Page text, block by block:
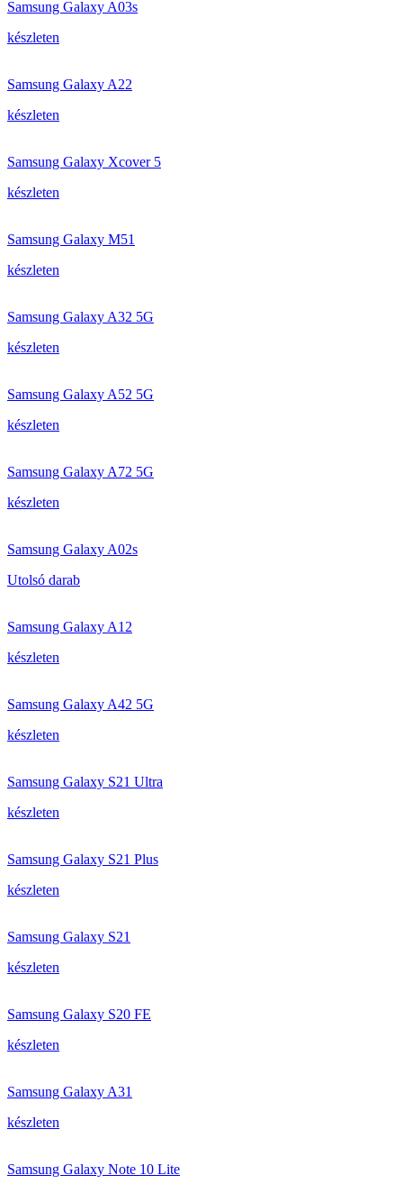
Samsung Galaxy A03s
készleten
Samsung Galaxy A22
készleten
Samsung Galaxy Xcover 5
készleten
Samsung Galaxy M51
készleten
Samsung Galaxy A32 5G
készleten
Samsung Galaxy A52 5G
készleten
Samsung Galaxy A72 5G
készleten
Samsung Galaxy A02s
Utolsó darab
Samsung Galaxy A12
készleten
Samsung Galaxy A42 5G
készleten
Samsung Galaxy S21 Ultra
készleten
Samsung Galaxy S21 Plus
készleten
Samsung Galaxy S21
készleten
Samsung Galaxy S20 FE
készleten
Samsung Galaxy A31
készleten
Samsung Galaxy Note 10 Lite